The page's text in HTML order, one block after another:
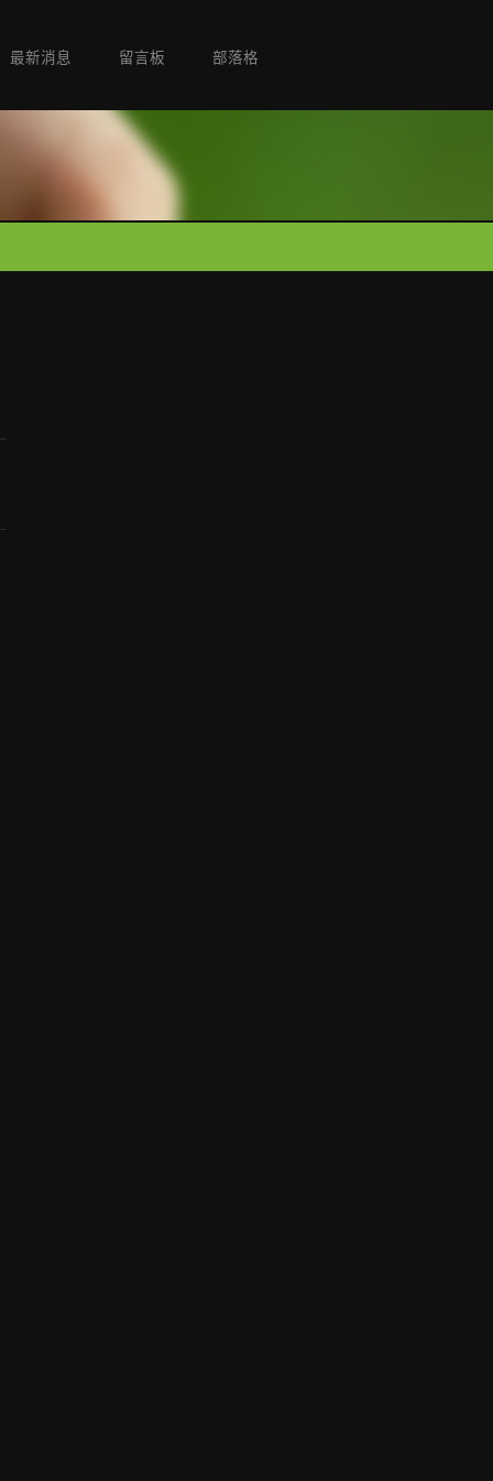
最新消息 留言板 部落格